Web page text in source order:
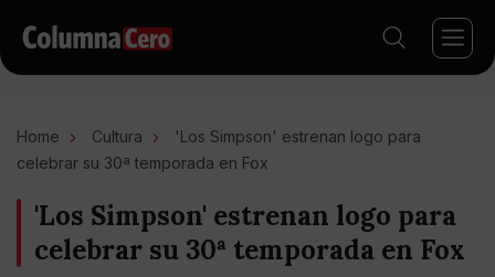
Home Cultura
'Los Simpson' estrenan logo para
celebrar su 30ª temporada en Fox
'Los Simpson' estrenan logo para
celebrar su 30ª temporada en Fox